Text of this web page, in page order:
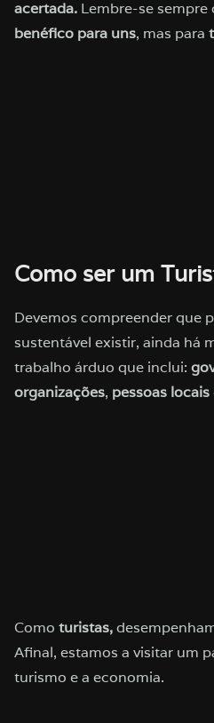
acertada. Lembre-se sempre
benéfico para uns, mas para
Como ser um
Devemos compreender que
sustentável existir, ainda há
trabalho árduo que inclui:
organizações, pessoas locais
Como turistas,
Afinal, estamos a visitar um
turismo e a economia.